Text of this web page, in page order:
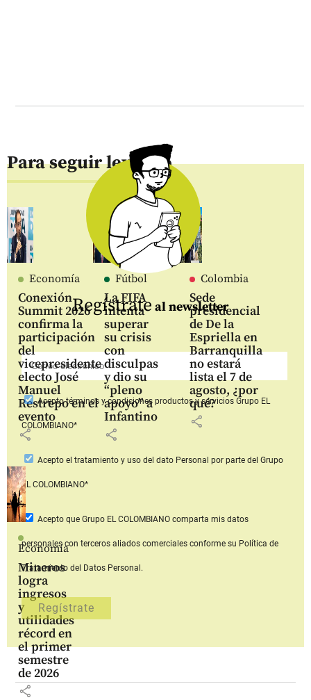
Para seguir leyendo
Economía
Conexión
Summit 2026
confirma la
participación
del
vicepresidente
electo José
Manuel
Restrepo en el
evento
share
Fútbol
La FIFA
intenta
superar
su crisis
con
disculpas
y dio su
“pleno
apoyo” a
Infantino
share
Colombia
Sede
presidencial
de De la
Espriella en
Barranquilla
no estará
lista el 7 de
agosto, ¿por
qué?
share
Economía
Mineros
logra
ingresos
y
utilidades
récord en
el primer
semestre
de 2026
share
Regístrate al newsletter
Aceptotérminos y condiciones productos y serviciosGrupo EL
COLOMBIANO*
Acepto el tratamiento y uso del dato Personal por parte del Grupo
EL COLOMBIANO*
Acepto que Grupo EL COLOMBIANOcomparta mis datos
personales con terceros aliados comerciales conforme su Política de
Tratamiento del Datos Personal.